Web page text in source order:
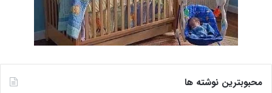
محبوبترین نوشته ها